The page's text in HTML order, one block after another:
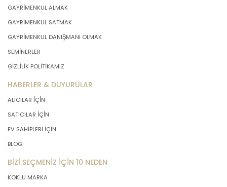
GAYRİMENKUL ALMAK
GAYRİMENKUL SATMAK
GAYRİMENKUL DANIŞMANI OLMAK
SEMİNERLER
GİZLİLİK POLİTİKAMIZ
HABERLER & DUYURULAR
ALICILAR İÇİN
SATICILAR İÇİN
EV SAHİPLERİ İÇİN
BLOG
BİZİ SEÇMENİZ İÇİN 10 NEDEN
KÖKLÜ MARKA